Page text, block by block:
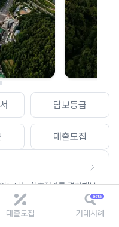
담보등급
대출모집
트되는 AI추정가를 경험해보
대출모집 거래사례